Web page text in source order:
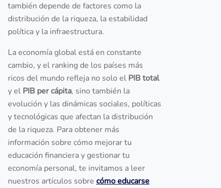
también depende de factores como la
distribución de la riqueza, la estabilidad
política y la infraestructura.
La economía global está en constante
cambio, y el ranking de los países más
ricos del mundo refleja no solo el PIB total
y el PIB per cápita, sino también la
evolución y las dinámicas sociales, políticas
y tecnológicas que afectan la distribución
de la riqueza. Para obtener más
información sobre cómo mejorar tu
educación financiera y gestionar tu
economía personal, te invitamos a leer
nuestros artículos sobre cómo educarse